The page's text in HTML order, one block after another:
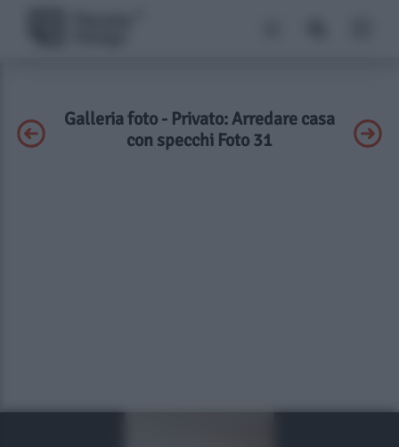
Galleria foto - Privato: Arredare casa
con specchi Foto 31